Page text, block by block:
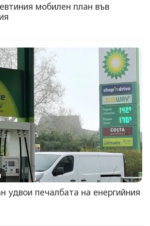
мобилен план във
удвои печалбата на енергийния